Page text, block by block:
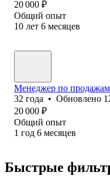
20 000 ₽
Общий опыт
10 лет 6 месяцев
Менеджер по
32 года • Обновлено
20 000 ₽
Общий опыт
1 год 6 месяцев
Быстрые